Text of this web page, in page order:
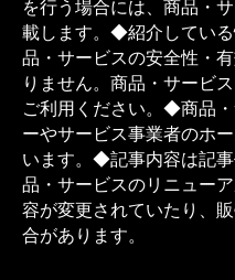
を行う場合には、商品・
載します。◆紹介してい
品・サービスの安全性・
りません。商品・サービ
ご利用ください。◆商品
ーやサービス事業者のホ
います。◆記事内容は記
品・サービスのリニュー
容が変更されていたり、
合があります。